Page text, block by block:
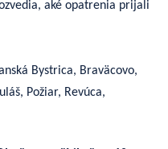
aké opatrenia prijali
Bystrica, Braväcovo,
Požiar, Revúca,